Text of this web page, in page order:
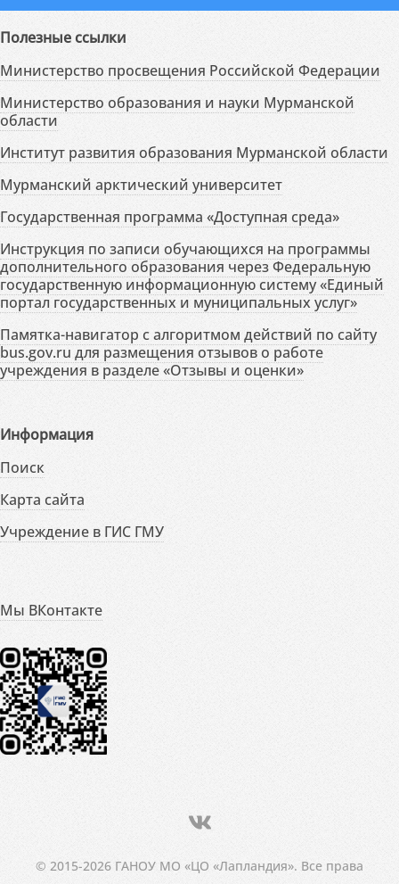
Полезные ссылки
Министерство просвещения Российской Федерации
Министерство образования и науки Мурманской
области
Институт развития образования Мурманской области
Мурманский арктический университет
Государственная программа «Доступная среда»
Инструкция по записи обучающихся на программы
дополнительного образования через Федеральную
государственную информационную систему «Единый
портал государственных и муниципальных услуг»
Памятка-навигатор с алгоритмом действий по сайту
bus.gov.ru для размещения отзывов о работе
учреждения в разделе «Отзывы и оценки»
Информация
Поиск
Карта сайта
Учреждение в ГИС ГМУ
Мы ВКонтакте
© 2015-2026 ГАНОУ МО «ЦО «Лапландия». Все права